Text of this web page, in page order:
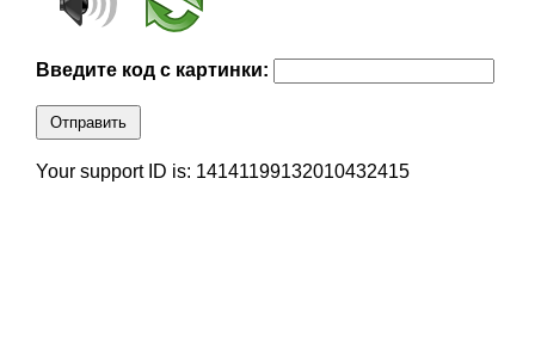
Введите код с картинки:
Отправить
Your support ID is: 14141199132010432415